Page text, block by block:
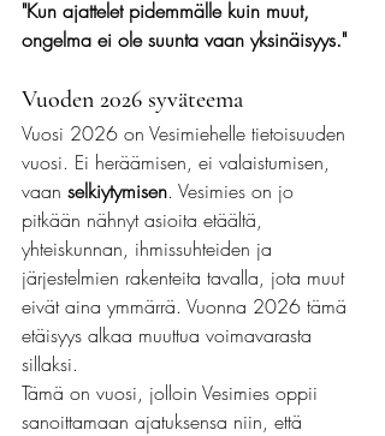
"Kun ajattelet pidemmälle kuin muut,
ongelma ei ole suunta vaan yksinäisyys."
Vuoden 2026 syväteema
Vuosi 2026 on Vesimiehelle tietoisuuden
vuosi. Ei heräämisen, ei valaistumisen,
vaan selkiytymisen. Vesimies on jo
pitkään nähnyt asioita etäältä,
yhteiskunnan, ihmissuhteiden ja
järjestelmien rakenteita tavalla, jota muut
eivät aina ymmärrä. Vuonna 2026 tämä
etäisyys alkaa muuttua voimavarasta
sillaksi.
Tämä on vuosi, jolloin Vesimies oppii
sanoittamaan ajatuksensa niin, että